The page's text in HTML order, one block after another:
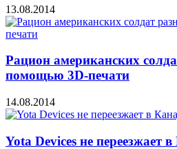
13.08.2014
Рацион американских
помощью 3D-печати
14.08.2014
Yota Devices не переезжает